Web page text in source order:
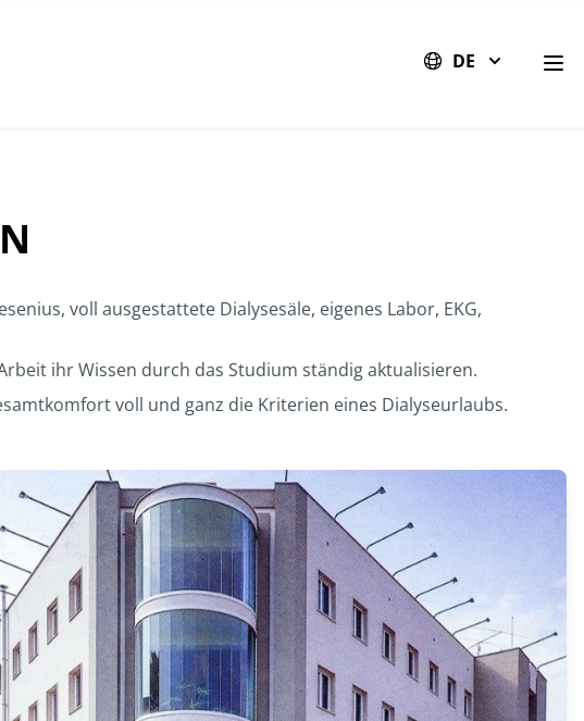
DE
voll ausgestattete Dialysesäle, eigenes Labor, EKG,
ihr Wissen durch das Studium ständig aktualisieren.
voll und ganz die Kriterien eines Dialyseurlaubs.